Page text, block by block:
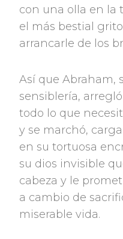
con una olla en la
el más bestial
arrancarle de los
Así que Abraham,
sensiblería,
todo lo que
y se marchó,
en su tortuosa
su dios invisible
cabeza y le
a cambio de
miserable vida.